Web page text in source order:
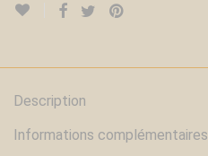
Description
Informations complémentaires